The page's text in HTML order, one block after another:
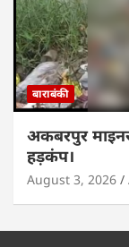
बाराबंकी
अकबरपुर
हड़कंप।
August 3, 2026